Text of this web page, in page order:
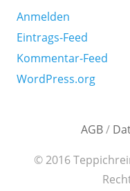
Anmelden
Eintrags-Feed
Kommentar-Feed
WordPress.org
AGB/
© 2016